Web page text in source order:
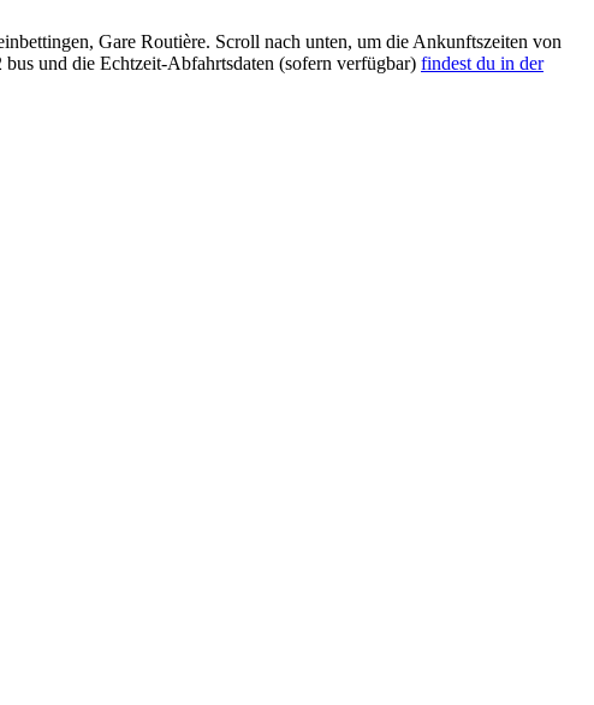
Gare Routière. Scroll nach unten, um die Ankunftszeiten von
und die Echtzeit-Abfahrtsdaten (sofern verfügbar) findest du in der